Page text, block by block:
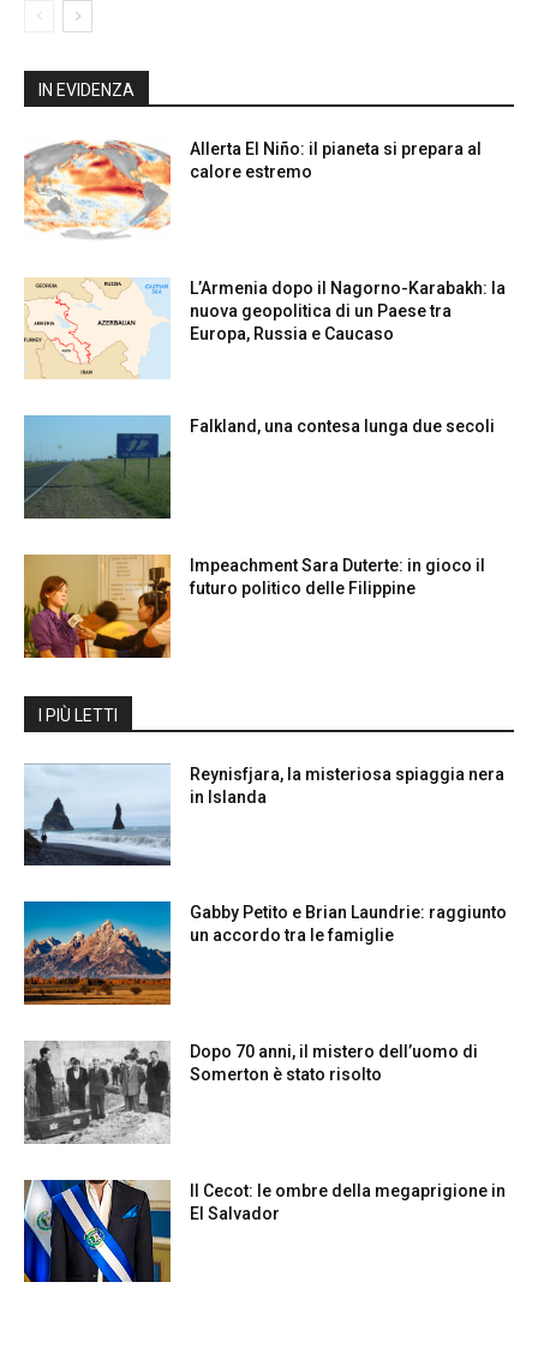
IN EVIDENZA
Allerta El Niño: il pianeta si prepara al
calore estremo
L’Armenia dopo il Nagorno-Karabakh: la
nuova geopolitica di un Paese tra
Europa, Russia e Caucaso
Falkland, una contesa lunga due secoli
Impeachment Sara Duterte: in gioco il
futuro politico delle Filippine
I PIÙ LETTI
Reynisfjara, la misteriosa spiaggia nera
in Islanda
Gabby Petito e Brian Laundrie: raggiunto
un accordo tra le famiglie
Dopo 70 anni, il mistero dell’uomo di
Somerton è stato risolto
Il Cecot: le ombre della megaprigione in
El Salvador